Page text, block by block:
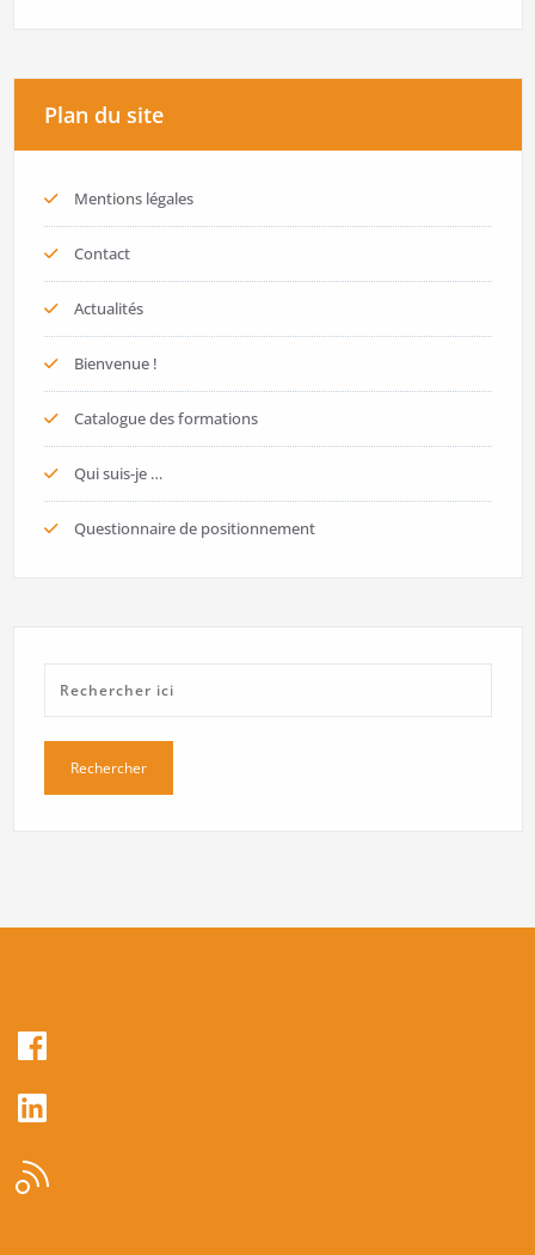
Plan du site
Mentions légales
Contact
Actualités
Bienvenue !
Catalogue des formations
Qui suis-je …
Questionnaire de positionnement